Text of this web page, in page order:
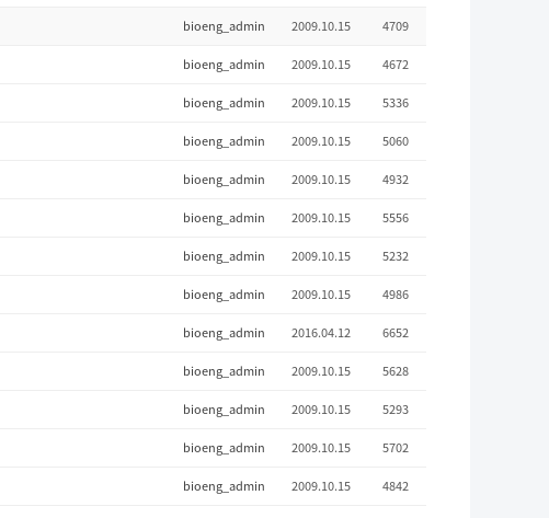
bioeng_admin 2009.10.15 4709
bioeng_admin 2009.10.15 4672
bioeng_admin 2009.10.15 5336
bioeng_admin 2009.10.15 5060
bioeng_admin 2009.10.15 4932
bioeng_admin 2009.10.15 5556
bioeng_admin 2009.10.15 5232
bioeng_admin 2009.10.15 4986
bioeng_admin 2016.04.12 6652
bioeng_admin 2009.10.15 5628
bioeng_admin 2009.10.15 5293
bioeng_admin 2009.10.15 5702
bioeng_admin 2009.10.15 4842